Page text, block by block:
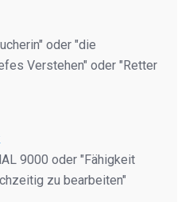
oder "die
Verstehen" oder "Retter
9000 oder "Fähigkeit
zu bearbeiten"